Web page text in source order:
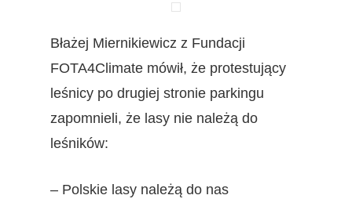
Błażej Miernikiewicz z Fundacji
FOTA4Climate mówił, że protestujący
leśnicy po drugiej stronie parkingu
zapomnieli, że lasy nie należą do
leśników:
– Polskie lasy należą do nas